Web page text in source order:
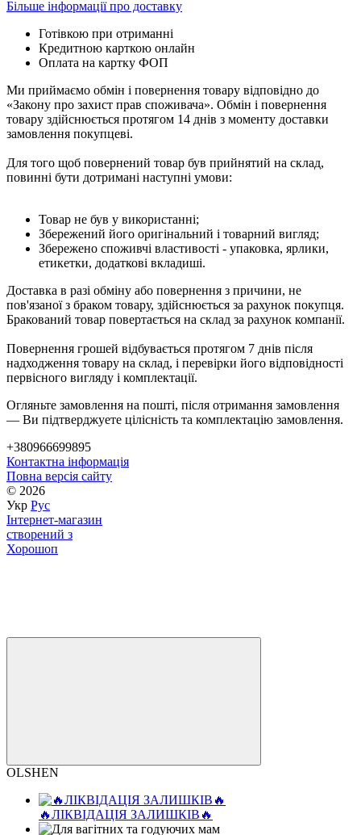
Більше інформації про доставку
Готівкою при отриманні
Кредитною карткою онлайн
Оплата на картку ФОП
Ми приймаємо обмін і повернення товару відповідно до
«Закону про захист прав споживача». Обмін і повернення
товару здійснюється протягом 14 днів з моменту доставки
замовлення покупцеві.
Для того щоб повернений товар був прийнятий на склад,
повинні бути дотримані наступні умови:
Товар не був у використанні;
Збережений його оригінальний і товарний вигляд;
Збережено споживчі властивості - упаковка, ярлики,
етикетки, додаткові вкладиші.
Доставка в разі обміну або повернення з причини, не
пов'язаної з браком товару, здійснюється за рахунок покупця.
Бракований товар повертається на склад за рахунок компанії.
Повернення грошей відбувається протягом 7 днів після
надходження товару на склад, і перевірки його відповідності
первісного вигляду і комплектації.
Огляньте замовлення на пошті, після отримання замовлення
— Ви підтверджуете цілісність та комплектацію замовлення.
+380966699895
Контактна інформація
Повна версія сайту
© 2026
Укр Рус
Інтернет-магазин
створений з
Хорошоп
OLSHEN
🔥ЛІКВІДАЦІЯ ЗАЛИШКІВ🔥